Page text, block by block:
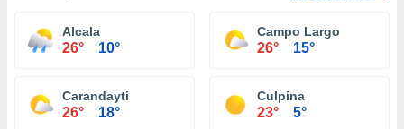
Alcala
26° 10°
Campo Largo
26° 15°
Carandayti
26° 18°
Culpina
23° 5°